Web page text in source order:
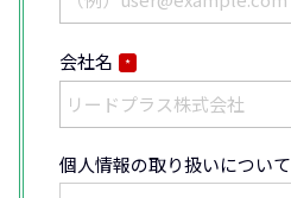
会社名 *
個人情報の取り扱いについて